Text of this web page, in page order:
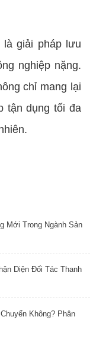
là giải pháp lưu
nghiệp nặng.
chỉ mang lại
tận dụng tối đa
Mới Trong Ngành Sản
Diện Đối Tác Thanh
Không? Phân